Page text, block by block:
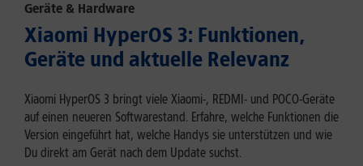
Geräte & Hardware
Xiaomi HyperOS 3: Funktionen,
Geräte und aktuelle Relevanz
Xiaomi HyperOS 3 bringt viele Xiaomi-, REDMI- und POCO-Geräte
auf einen neueren Softwarestand. Erfahre, welche Funktionen die
Version eingeführt hat, welche Handys sie unterstützen und wie
Du direkt am Gerät nach dem Update suchst.